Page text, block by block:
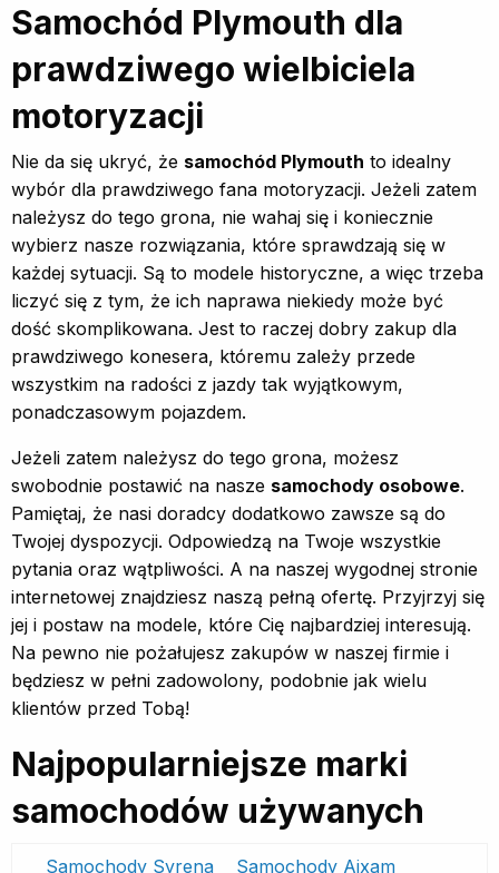
Samochód Plymouth dla
prawdziwego wielbiciela
motoryzacji
Nie da się ukryć, że samochód Plymouth to idealny
wybór dla prawdziwego fana motoryzacji. Jeżeli zatem
należysz do tego grona, nie wahaj się i koniecznie
wybierz nasze rozwiązania, które sprawdzają się w
każdej sytuacji. Są to modele historyczne, a więc trzeba
liczyć się z tym, że ich naprawa niekiedy może być
dość skomplikowana. Jest to raczej dobry zakup dla
prawdziwego konesera, któremu zależy przede
wszystkim na radości z jazdy tak wyjątkowym,
ponadczasowym pojazdem.
Jeżeli zatem należysz do tego grona, możesz
swobodnie postawić na nasze samochody osobowe.
Pamiętaj, że nasi doradcy dodatkowo zawsze są do
Twojej dyspozycji. Odpowiedzą na Twoje wszystkie
pytania oraz wątpliwości. A na naszej wygodnej stronie
internetowej znajdziesz naszą pełną ofertę. Przyjrzyj się
jej i postaw na modele, które Cię najbardziej interesują.
Na pewno nie pożałujesz zakupów w naszej firmie i
będziesz w pełni zadowolony, podobnie jak wielu
klientów przed Tobą!
Najpopularniejsze marki
samochodów używanych
Samochody Syrena Samochody Aixam